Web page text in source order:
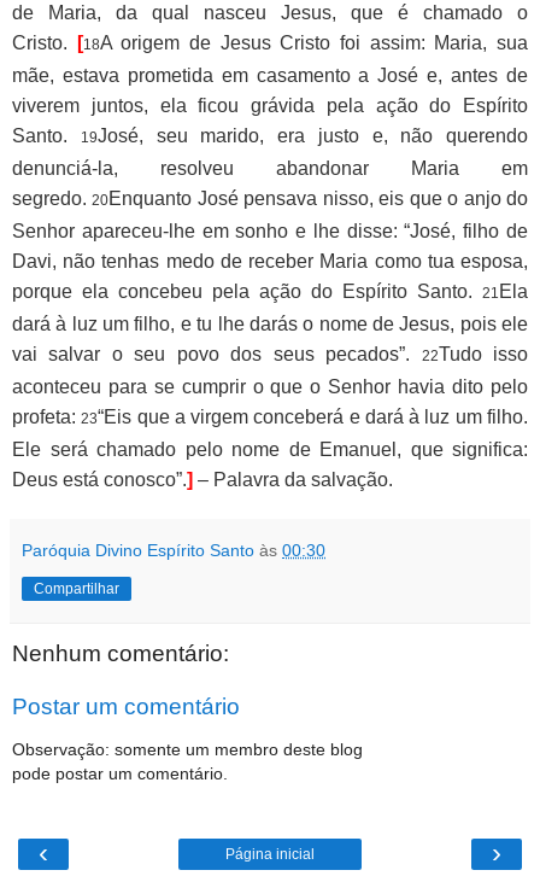
de Maria, da qual nasceu Jesus, que é chamado o
Cristo.
[18A origem de Jesus Cristo foi assim: Maria, sua
mãe, estava prometida em casamento a José e, antes de
viverem juntos, ela ficou grávida pela ação do Espírito
Santo.
19José, seu marido, era justo e, não querendo
denunciá-la, resolveu abandonar Maria em
segredo.20Enquanto José pensava nisso, eis que o anjo do
Senhor apareceu-lhe em sonho e lhe disse: “José, filho de
Davi, não tenhas medo de receber Maria como tua esposa,
porque ela concebeu pela ação do Espírito Santo.
21 Ela
dará à luz um filho, e tu lhe darás o nome de Jesus, pois ele
vai salvar o seu povo dos seus pecados”.
22Tudo isso
aconteceu para se cumprir o que o Senhor havia dito pelo
profeta:23“Eis que a virgem conceberá e dará à luz um filho.
Ele será chamado pelo nome de Emanuel, que significa:
Deus está conosco”.] – Palavra da salvação.
Paróquia Divino Espírito Santo às 00:30
Compartilhar
Nenhum comentário:
Postar um comentário
Observação: somente um membro deste blog
pode postar um comentário.
‹ ›
Página inicial